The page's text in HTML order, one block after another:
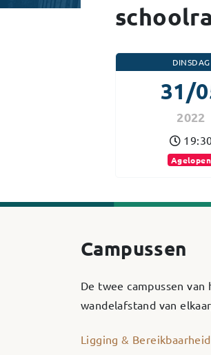
DINSDAG
31/
2022
Agelopen
Campussen
De twee campussen
wandelafstand van
Ligging & Bereikbaarheid